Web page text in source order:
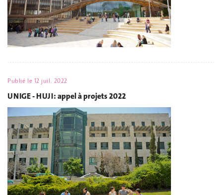
Publié le 12 juil. 2022
UNIGE - HUJI : appel à projets 2022